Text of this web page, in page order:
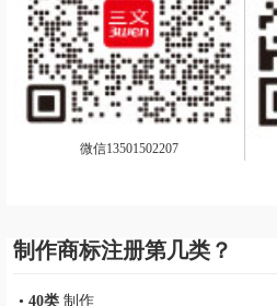
微信13501502207
制作商标注册第几类？
• 40类 制作